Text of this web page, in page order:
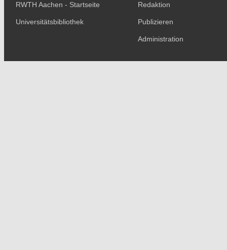
RWTH Aachen - Startseite
Universitätsbibliothek
Redaktion
Publizieren
Administration